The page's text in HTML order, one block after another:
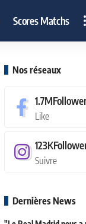
Scores Matchs
Nos réseaux
1.7M
Like
123K
Suivre
Dernières News